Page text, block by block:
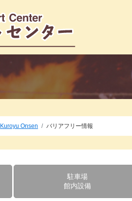
Kuroyu Onsen バリアフリー情報
駐車場
館内設備